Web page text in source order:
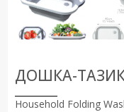
ДОШКА-
Household Folding